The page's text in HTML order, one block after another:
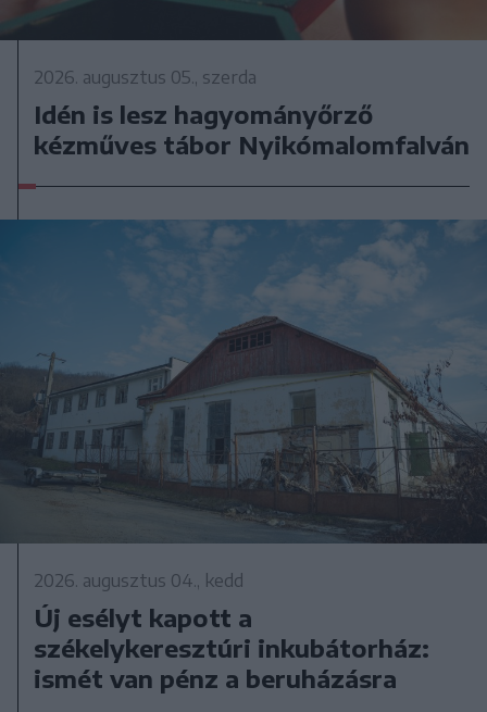
2026. augusztus 05., szerda
Idén is lesz hagyományőrző
kézműves tábor Nyikómalomfalván
2026. augusztus 04., kedd
Új esélyt kapott a
székelykeresztúri inkubátorház:
ismét van pénz a beruházásra